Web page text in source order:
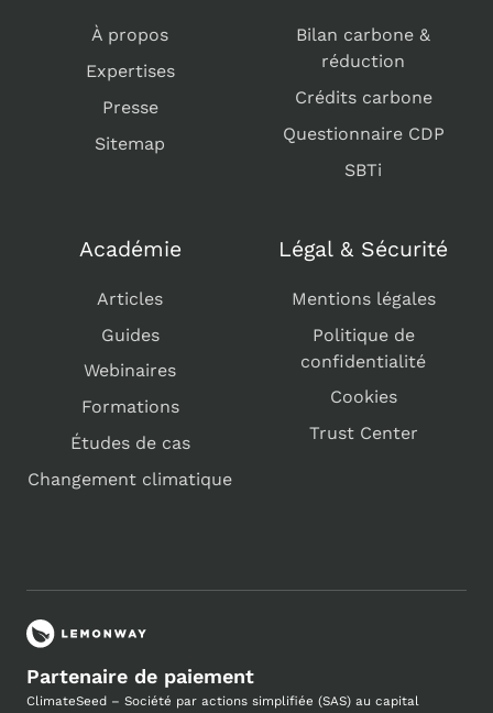
À propos
Expertises
Presse
Sitemap
Bilan carbone &
réduction
Crédits carbone
Questionnaire CDP
SBTi
Académie
Articles
Guides
Webinaires
Formations
Études de cas
Changement climatique
Légal & Sécurité
Mentions légales
Politique de
confidentialité
Cookies
Trust Center
Partenaire de paiement
ClimateSeed – Société par actions simplifiée (SAS) au capital